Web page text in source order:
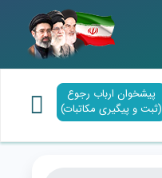
پیشخوان ارباب رجوع
(ثبت و پیگیری مکاتبات)